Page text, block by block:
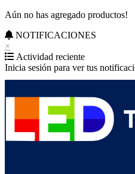
Aún no has agregado productos!
NOTIFICACIONES
×
Actividad reciente
Inicia sesión para ver tus